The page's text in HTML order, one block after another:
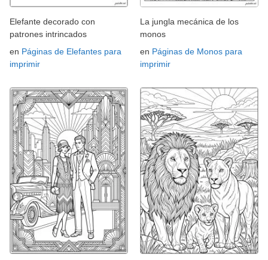
Elefante decorado con
patrones intrincados
en Páginas de Elefantes para
imprimir
La jungla mecánica de los
monos
en Páginas de Monos para
imprimir